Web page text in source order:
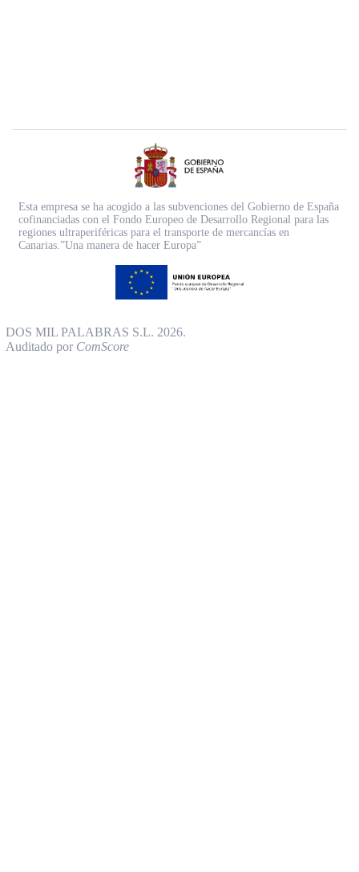
Esta empresa se ha acogido a las subvenciones del Gobierno de España
cofinanciadas con el Fondo Europeo de Desarrollo Regional para las
regiones ultraperiféricas para el transporte de mercancías en
Canarias.”Una manera de hacer Europa”
DOS MIL PALABRAS S.L. 2026.
Auditado por ComScore